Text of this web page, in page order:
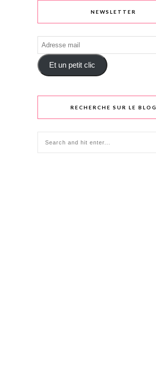
NEWSLETTER
Adresse
mail
Et un petit clic
RECHERCHE SUR LE BLOG